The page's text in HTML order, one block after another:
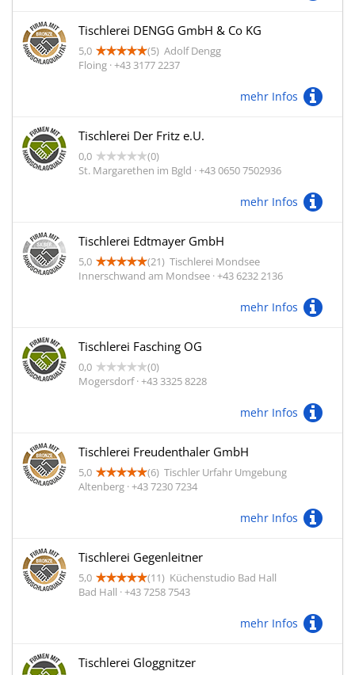
Tischlerei DENGG GmbH & Co KG
5,0 (5) Adolf Dengg
Floing · +43 3177 2237
mehr Infos
Tischlerei Der Fritz e.U.
0,0
(0)
St. Margarethen im Bgld · +43 0650 7502936
mehr Infos
Tischlerei Edtmayer GmbH
5,0 (21) Tischlerei Mondsee
Innerschwand am Mondsee · +43 6232 2136
mehr Infos
Tischlerei Fasching OG
0,0
(0)
Mogersdorf · +43 3325 8228
mehr Infos
Tischlerei Freudenthaler GmbH
5,0 (6) Tischler Urfahr Umgebung
Altenberg · +43 7230 7234
mehr Infos
Tischlerei Gegenleitner
5,0 (11) Küchenstudio Bad Hall
Bad Hall · +43 7258 7543
mehr Infos
Tischlerei Gloggnitzer